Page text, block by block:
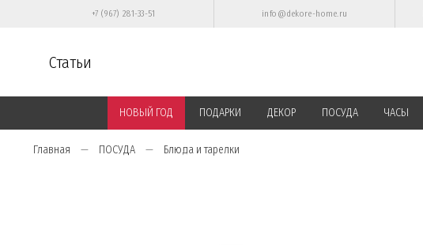
+7 (967) 281-33-51 info@dekore-home.ru
Статьи
НОВЫЙ ГОД ПОДАРКИ ДЕКОР ПОСУДА ЧАСЫ
Главная ПОСУДА Блюда и тарелки